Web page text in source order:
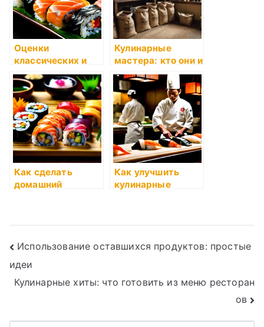
Оценки
классических и
авторских суши-
рецептов
Кулинарные
мастера: кто они и
чем знамениты
Как сделать
домашний
Как улучшить
кулинарные
Навигация
по
Использование оставшихся продуктов: простые
идеи
Кулинарные хиты: что готовить из меню ресторан
ов